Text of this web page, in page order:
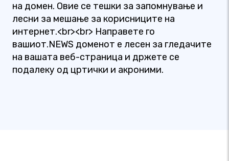
на домен. Овие се тешки за запомнување и
лесни за мешање за корисниците на
интернет.<br><br> Направете го
вашиот.NEWS доменот е лесен за гледачите
на вашата веб-страница и држете се
подалеку од цртички и акроними.